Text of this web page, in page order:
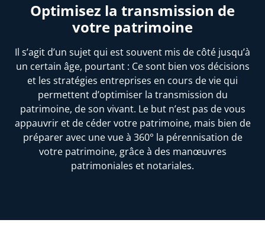
Optimisez la transmission de
votre patrimoine
Il s’agit d’un sujet qui est souvent mis de côté jusqu’à
un certain âge, pourtant : Ce sont bien vos décisions
et les stratégies entreprises en cours de vie qui
permettent d’optimiser la transmission du
patrimoine, de son vivant. Le but n’est pas de vous
appauvrir et de céder votre patrimoine, mais bien de
préparer avec une vue à 360° la pérennisation de
votre patrimoine, grâce à des manœuvres
patrimoniales et notariales.